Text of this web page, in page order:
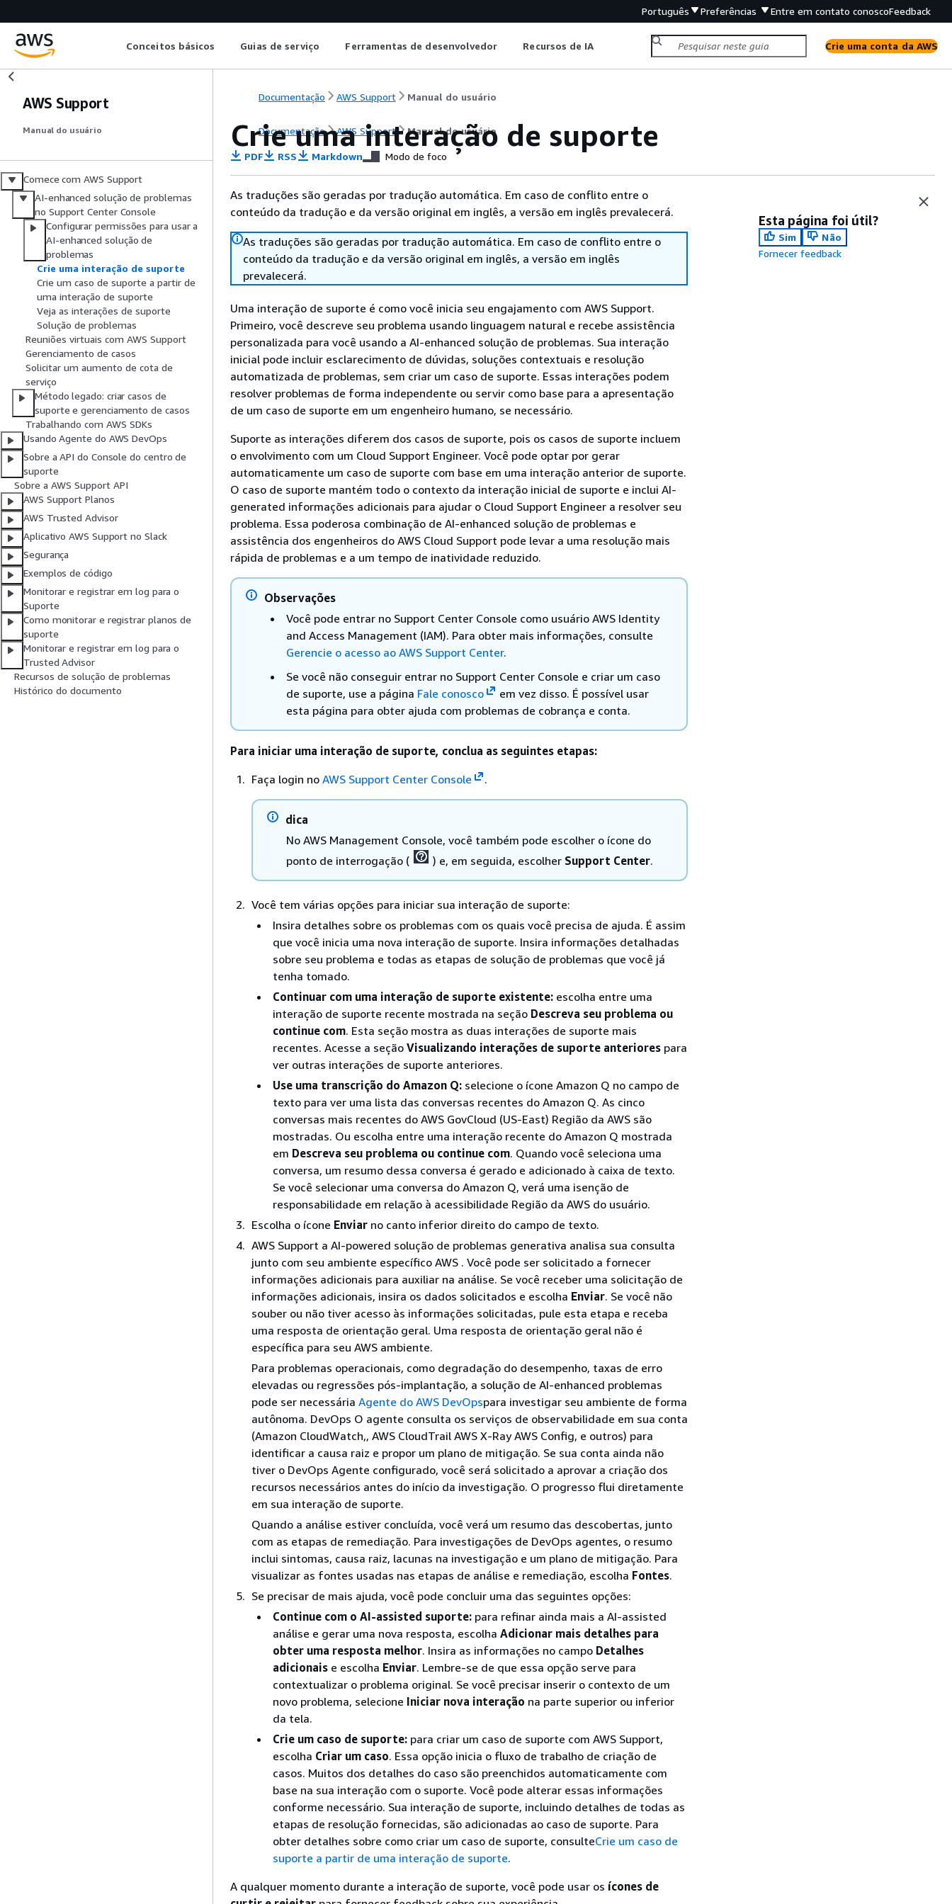
Português Preferências Entre em contato conoscoFeedback
Conceitos básicos Guias de serviço Ferramentas de desenvolvedor Recursos de IA Crie uma conta da AWS
AWS Support
Manual do usuário
Comece com AWS Support
AI-enhanced solução de problemas
no Support Center Console
Configurar permissões para usar a
AI-enhanced solução de
problemas
Crie uma interação de suporte
Crie um caso de suporte a partir de
uma interação de suporte
Veja as interações de suporte
Solução de problemas
Reuniões virtuais com AWS Support
Gerenciamento de casos
Solicitar um aumento de cota de
serviço
Método legado: criar casos de
suporte e gerenciamento de casos
Trabalhando com AWS SDKs
Usando Agente do AWS DevOps
Sobre a API do Console do centro de
suporte
Sobre a AWS Support API
AWS Support Planos
AWS Trusted Advisor
Aplicativo AWS Support no Slack
Segurança
Exemplos de código
Monitorar e registrar em log para o
Suporte
Como monitorar e registrar planos de
suporte
Monitorar e registrar em log para o
Trusted Advisor
Recursos de solução de problemas
Histórico do documento
Documentação AWS Support Manual do usuário
Documentação AWS Support Manual do usuário
Crie uma interação de suporte
PDF RSS Markdown Modo de foco
As traduções são geradas por tradução automática. Em caso de conflito entre o
conteúdo da tradução e da versão original em inglês, a versão em inglês prevalecerá.
As traduções são geradas por tradução automática. Em caso de conflito entre o
conteúdo da tradução e da versão original em inglês, a versão em inglês
prevalecerá.
Uma interação de suporte é como você inicia seu engajamento com AWS Support.
Primeiro, você descreve seu problema usando linguagem natural e recebe assistência
personalizada para você usando a AI-enhanced solução de problemas. Sua interação
inicial pode incluir esclarecimento de dúvidas, soluções contextuais e resolução
automatizada de problemas, sem criar um caso de suporte. Essas interações podem
resolver problemas de forma independente ou servir como base para a apresentação
de um caso de suporte em um engenheiro humano, se necessário.
Suporte as interações diferem dos casos de suporte, pois os casos de suporte incluem
o envolvimento com um Cloud Support Engineer. Você pode optar por gerar
automaticamente um caso de suporte com base em uma interação anterior de suporte.
O caso de suporte mantém todo o contexto da interação inicial de suporte e inclui AI-
generated informações adicionais para ajudar o Cloud Support Engineer a resolver seu
problema. Essa poderosa combinação de AI-enhanced solução de problemas e
assistência dos engenheiros do AWS Cloud Support pode levar a uma resolução mais
rápida de problemas e a um tempo de inatividade reduzido.
Observações
Você pode entrar no Support Center Console como usuário AWS Identity
and Access Management (IAM). Para obter mais informações, consulte
Gerencie o acesso ao AWS Support Center.
Se você não conseguir entrar no Support Center Console e criar um caso
de suporte, use a página Fale conosco
em vez disso. É possível usar
esta página para obter ajuda com problemas de cobrança e conta.
Para iniciar uma interação de suporte, conclua as seguintes etapas:
Faça login no AWS Support Center Console .
dica
No AWS Management Console, você também pode escolher o ícone do
ponto de interrogação (
) e, em seguida, escolher Support Center.
Você tem várias opções para iniciar sua interação de suporte:
Insira detalhes sobre os problemas com os quais você precisa de ajuda. É assim
que você inicia uma nova interação de suporte. Insira informações detalhadas
sobre seu problema e todas as etapas de solução de problemas que você já
tenha tomado.
Continuar com uma interação de suporte existente: escolha entre uma
interação de suporte recente mostrada na seção Descreva seu problema ou
continue com. Esta seção mostra as duas interações de suporte mais
recentes. Acesse a seção Visualizando interações de suporte anteriores para
ver outras interações de suporte anteriores.
Use uma transcrição do Amazon Q: selecione o ícone Amazon Q no campo de
texto para ver uma lista das conversas recentes do Amazon Q. As cinco
conversas mais recentes do AWS GovCloud (US-East) Região da AWS são
mostradas. Ou escolha entre uma interação recente do Amazon Q mostrada
em Descreva seu problema ou continue com. Quando você seleciona uma
conversa, um resumo dessa conversa é gerado e adicionado à caixa de texto.
Se você selecionar uma conversa do Amazon Q, verá uma isenção de
responsabilidade em relação à acessibilidade Região da AWS do usuário.
Escolha o ícone Enviar no canto inferior direito do campo de texto.
AWS Support a AI-powered solução de problemas generativa analisa sua consulta
junto com seu ambiente específico AWS . Você pode ser solicitado a fornecer
informações adicionais para auxiliar na análise. Se você receber uma solicitação de
informações adicionais, insira os dados solicitados e escolha Enviar. Se você não
souber ou não tiver acesso às informações solicitadas, pule esta etapa e receba
uma resposta de orientação geral. Uma resposta de orientação geral não é
específica para seu AWS ambiente.
Para problemas operacionais, como degradação do desempenho, taxas de erro
elevadas ou regressões pós-implantação, a solução de AI-enhanced problemas
pode ser necessária Agente do AWS DevOpspara investigar seu ambiente de forma
autônoma. DevOps O agente consulta os serviços de observabilidade em sua conta
(Amazon CloudWatch,, AWS CloudTrail AWS X-Ray AWS Config, e outros) para
identificar a causa raiz e propor um plano de mitigação. Se sua conta ainda não
tiver o DevOps Agente configurado, você será solicitado a aprovar a criação dos
recursos necessários antes do início da investigação. O progresso flui diretamente
em sua interação de suporte.
Quando a análise estiver concluída, você verá um resumo das descobertas, junto
com as etapas de remediação. Para investigações de DevOps agentes, o resumo
inclui sintomas, causa raiz, lacunas na investigação e um plano de mitigação. Para
visualizar as fontes usadas nas etapas de análise e remediação, escolha Fontes.
Se precisar de mais ajuda, você pode concluir uma das seguintes opções:
Continue com o AI-assisted suporte: para refinar ainda mais a AI-assisted
análise e gerar uma nova resposta, escolha Adicionar mais detalhes para
obter uma resposta melhor. Insira as informações no campo Detalhes
adicionais e escolha Enviar. Lembre-se de que essa opção serve para
contextualizar o problema original. Se você precisar inserir o contexto de um
novo problema, selecione Iniciar nova interação na parte superior ou inferior
da tela.
Crie um caso de suporte: para criar um caso de suporte com AWS Support,
escolha Criar um caso. Essa opção inicia o fluxo de trabalho de criação de
casos. Muitos dos detalhes do caso são preenchidos automaticamente com
base na sua interação com o suporte. Você pode alterar essas informações
conforme necessário. Sua interação de suporte, incluindo detalhes de todas as
etapas de resolução fornecidas, são adicionadas ao caso de suporte. Para
obter detalhes sobre como criar um caso de suporte, consulteCrie um caso de
suporte a partir de uma interação de suporte.
A qualquer momento durante a interação de suporte, você pode usar os ícones de
Esta página foi útil?
Sim
Não
Fornecer feedback